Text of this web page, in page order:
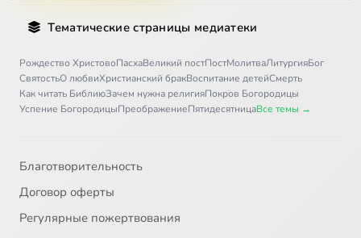
Тематические страницы медиатеки
Рождество ХристовоПасхаВеликий постПостМолитваЛитургияБог
СвятостьО любвиХристианский бракВоспитание детейСмерть
Как читать БиблиюЗачем нужна религияПокров Богородицы
Успение БогородицыПреображениеПятидесятницаВсе темы →
Благотворительность
Договор оферты
Регулярные пожертвования